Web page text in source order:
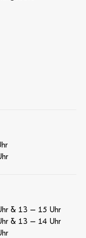
& 13 – 15 Uhr
& 13 – 14 Uhr